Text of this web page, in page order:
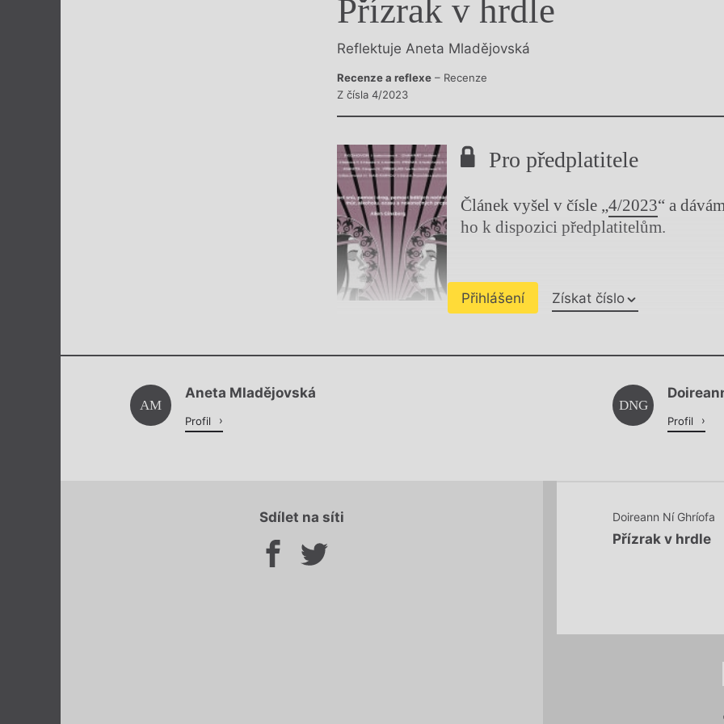
Výroční cenyPřízrak v hrdle
Reflektuje Aneta Mladějovská
Recenze a reflexe – Recenze
Z čísla 4/2023
Pro předplatitele
Článek vyšel v čísle „4/2023“ a
ho k dispozici předplatitelům.
Přihlášení Získat číslo
Chviličku.
AM
Aneta Mladějovská
Profil
DNG
Profil
Sdílet na síti Doireann Ní Ghríofa
Přízrak v hrdle